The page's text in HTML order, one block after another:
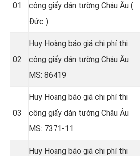
01
công giấy dán tường Châu Âu (
Đức )
02
Huy Hoàng báo giá chi phí thi
công giấy dán tường Châu Âu
MS: 86419
03
Huy Hoàng báo giá chi phí thi
công giấy dán tường Châu Âu
MS: 7371-11
Huy Hoàng báo giá chi phí thi